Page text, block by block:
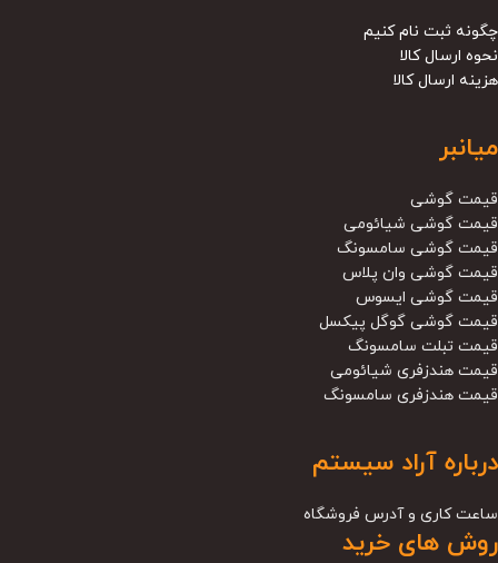
چگونه ثبت نام کنیم
نحوه ارسال کالا
هزینه ارسال کالا
میانبر
قیمت گوشی
قیمت گوشی شیائومی
قیمت گوشی سامسونگ
قیمت گوشی وان پلاس
قیمت گوشی ایسوس
قیمت گوشی گوگل پیکسل
قیمت تبلت سامسونگ
قیمت هندزفری شیائومی
قیمت هندزفری سامسونگ
درباره آراد سیستم
ساعت کاری و آدرس فروشگاه
روش های خرید